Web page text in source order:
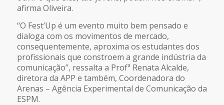
afirma Oliveira.
“O Fest’Up é um evento muito bem pensado e
dialoga com os movimentos de mercado,
consequentemente, aproxima os estudantes dos
profissionais que constroem a grande indústria da
comunicação”, ressalta a Profª Renata Alcalde,
diretora da APP e também, Coordenadora do
Arenas – Agência Experimental de Comunicação da
ESPM.